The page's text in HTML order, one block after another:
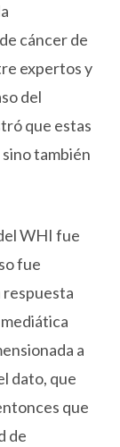
cáncer de
expertos y
del
que estas
también
WHI fue
fue
a
dato, que
que
de